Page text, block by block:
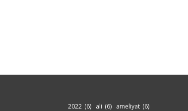
2022 (6) ali (6) ameliyat (6)